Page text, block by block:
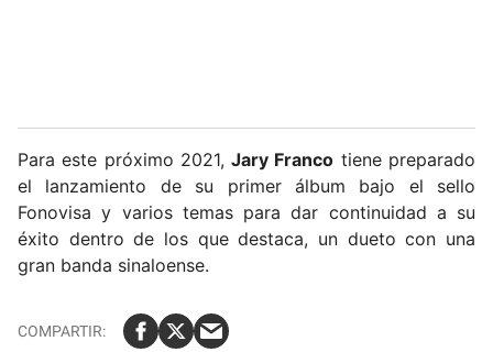
Para este próximo 2021,Jary Franco tiene preparado
el lanzamiento de su primer álbum bajo el sello
Fonovisa y varios temas para dar continuidad a su
éxito dentro de los que destaca, un dueto con una
gran banda sinaloense.